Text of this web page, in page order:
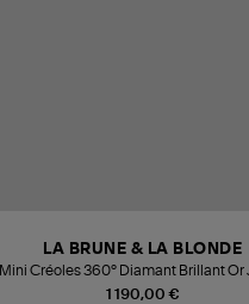
1 190,00 €
LA BRUNE & LA BLONDE
Mini Créoles 360° Diamant Brillant Or